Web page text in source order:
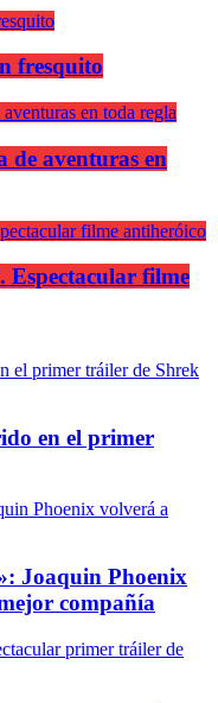
fresquito
de aventuras en
Espectacular filme
en el primer
Joaquin Phoenix
compañía